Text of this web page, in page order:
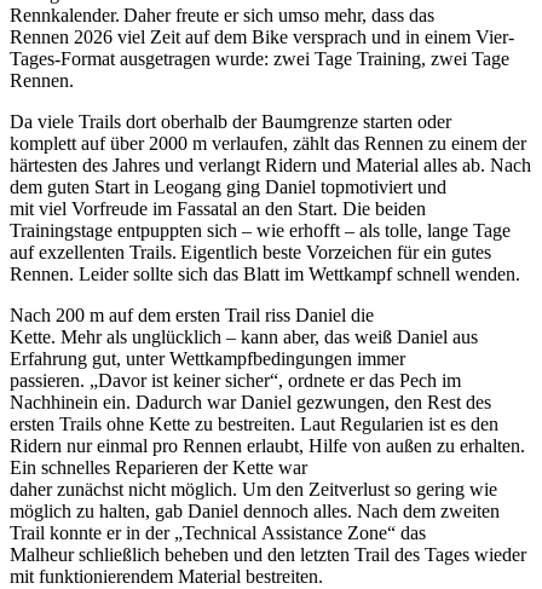
Rennkalender. Daher freute er sich umso mehr, dass das
Rennen 2026 viel Zeit auf dem Bike versprach und in einem Vier-
Tages-Format ausgetragen wurde: zwei Tage Training, zwei Tage
Rennen.
Da viele Trails dort oberhalb der Baumgrenze starten oder
komplett auf über 2000 m verlaufen, zählt das Rennen zu einem der
härtesten des Jahres und verlangt Ridern und Material alles ab. Nach
dem guten Start in Leogang ging Daniel topmotiviert und
mit viel Vorfreude im Fassatal an den Start. Die beiden
Trainingstage entpuppten sich – wie erhofft – als tolle, lange Tage
auf exzellenten Trails. Eigentlich beste Vorzeichen für ein gutes
Rennen. Leider sollte sich das Blatt im Wettkampf schnell wenden.
Nach 200 m auf dem ersten Trail riss Daniel die
Kette. Mehr als unglücklich – kann aber, das weiß Daniel aus
Erfahrung gut, unter Wettkampfbedingungen immer
passieren. „Davor ist keiner sicher“, ordnete er das Pech im
Nachhinein ein. Dadurch war Daniel gezwungen, den Rest des
ersten Trails ohne Kette zu bestreiten. Laut Regularien ist es den
Ridern nur einmal pro Rennen erlaubt, Hilfe von außen zu erhalten.
Ein schnelles Reparieren der Kette war
daher zunächst nicht möglich. Um den Zeitverlust so gering wie
möglich zu halten, gab Daniel dennoch alles. Nach dem zweiten
Trail konnte er in der „Technical Assistance Zone“ das
Malheur schließlich beheben und den letzten Trail des Tages wieder
mit funktionierendem Material bestreiten.